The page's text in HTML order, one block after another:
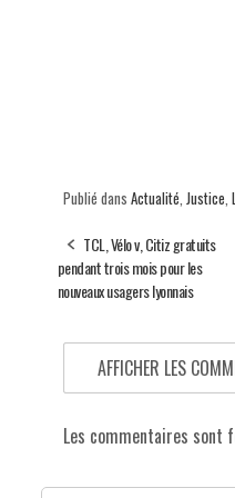
Publié dans Actualité, Justice,
TCL, Vélo v, Citiz gratuits
pendant trois mois pour les
nouveaux usagers lyonnais
AFFICHER LES
Les commentaires sont